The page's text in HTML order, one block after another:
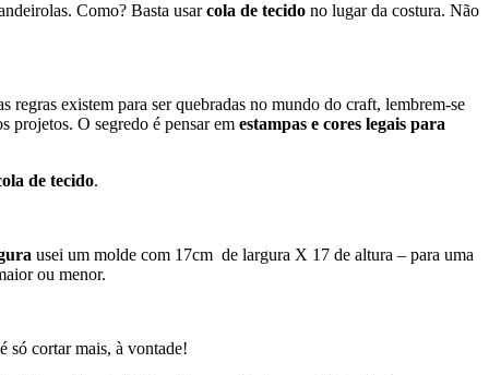
Como? Basta usarcola de tecido no lugar da costura. Não
existem para ser quebradas no mundo do craft, lembrem-se
projetos. O segredo é pensar em estampas e cores legais para
de tecido.
usei um molde com 17cm de largura X 17 de altura – para uma
ou menor.
só cortar mais, à vontade!